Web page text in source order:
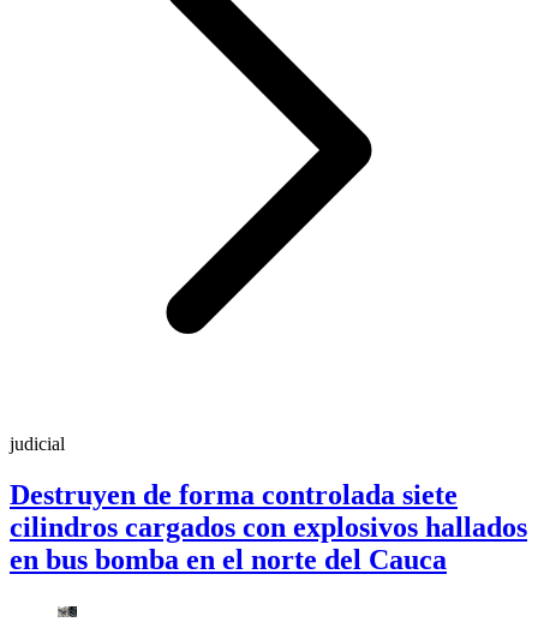
judicial
Destruyen de forma controlada siete
cilindros cargados con explosivos hallados
en bus bomba en el norte del Cauca